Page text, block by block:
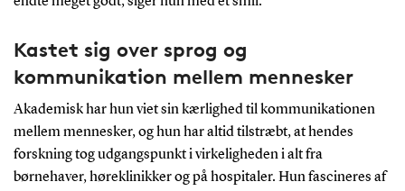
Kastet sig over sprog og
kommunikation mellem mennesker
Akademisk har hun viet sin kærlighed til kommunikationen
mellem mennesker, og hun har altid tilstræbt, at hendes
forskning tog udgangspunkt i virkeligheden i alt fra
børnehaver, høreklinikker og på hospitaler. Hun fascineres af